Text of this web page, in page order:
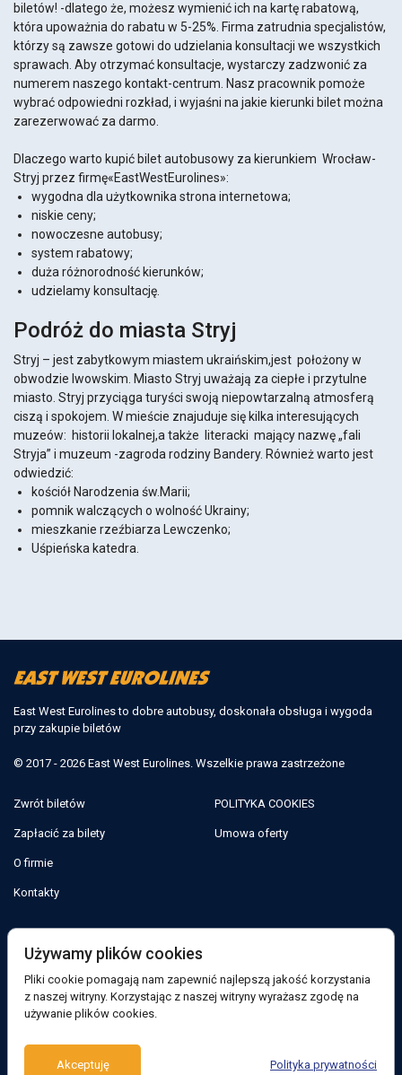
biletów! -dlatego że, możesz wymienić ich na kartę rabatową,
która upoważnia do rabatu w 5-25%. Firma zatrudnia specjalistów,
którzy są zawsze gotowi do udzielania konsultacji we wszystkich
sprawach. Aby otrzymać konsultacje, wystarczy zadzwonić za
numerem naszego kontakt-centrum. Nasz pracownik pomoże
wybrać odpowiedni rozkład, i wyjaśni na jakie kierunki bilet można
zarezerwować za darmo.
Dlaczego warto kupić bilet autobusowy za kierunkiem Wrocław-
Stryj przez firmę«EastWestEurolines»:
wygodna dla użytkownika strona internetowa;
niskie ceny;
nowoczesne autobusy;
system rabatowy;
duża różnorodność kierunków;
udzielamy konsultację.
Podróż do miasta Stryj
Stryj – jest zabytkowym miastem ukraińskim,jest położony w
obwodzie lwowskim. Miasto Stryj uważają za ciepłe i przytulne
miasto. Stryj przyciąga turyści swoją niepowtarzalną atmosferą
ciszą i spokojem. W mieście znajuduje się kilka interesujących
muzeów: historii lokalnej,a także literacki mający nazwę „fali
Stryja” i muzeum -zagroda rodziny Bandery. Również warto jest
odwiedzić:
kościół Narodzenia św.Marii;
pomnik walczących o wolność Ukrainy;
mieszkanie rzeźbiarza Lewczenko;
Uśpieńska katedra.
East West Eurolines to dobre autobusy, doskonała obsługa i wygoda
przy zakupie biletów
© 2017 - 2026 East West Eurolines. Wszelkie prawa zastrzeżone
Zwrót biletów
Zapłacić za bilety
O firmie
Kontakty
POLITYKA COOKIES
Umowa oferty
Facebook
Wsparcie:
Bot telegramu Viber
Używamy plików cookies
Pliki cookie pomagają nam zapewnić najlepszą jakość korzystania
z naszej witryny. Korzystając z naszej witryny wyrażasz zgodę na
używanie plików cookies.
Akceptuję Polityka prywatności